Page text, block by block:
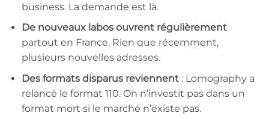
business. La demande est là.
De nouveaux labos ouvrent régulièrement
partout en France. Rien que récemment,
plusieurs nouvelles adresses.
Des formats disparus reviennent: Lomography a
relancé le format 110. On n’investit pas dans un
format mort si le marché n’existe pas.